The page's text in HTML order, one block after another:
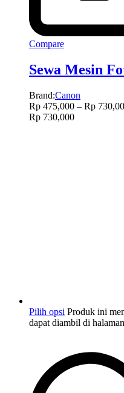
Compare
Sewa Mesin
Brand:Canon
Rp 475,000 – Rp
Rp 730,000
Pilih opsi Produk ini
dapat diambil di